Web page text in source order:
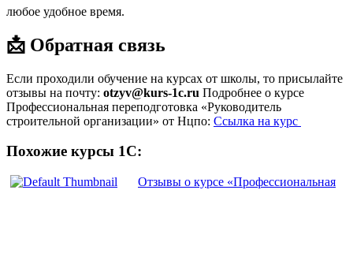
любое удобное время.
📩 Обратная связь
Если проходили обучение на курсах от школы, то присылайте
отзывы на почту: otzyv@kurs-1c.ru Подробнее о курсе
Профессиональная переподготовка «Руководитель
строительной организации» от Нцпо: Ссылка на курс
Похожие курсы 1С:
Отзывы о курсе «Профессиональная